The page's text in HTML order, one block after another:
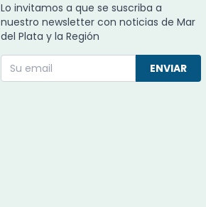
Lo invitamos a que se suscriba a
nuestro newsletter con noticias de Mar
del Plata y la Región
ENVIAR